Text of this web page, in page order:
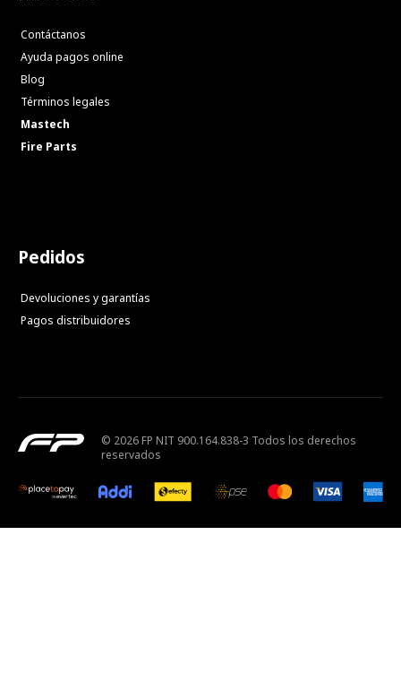
Contáctanos
Ayuda pagos online
Blog
Términos legales
Mastech
Fire Parts
Pedidos
Devoluciones y garantías
Pagos distribuidores
© 2026 FP NIT 900.164.838-3 Todos los derechos
reservados